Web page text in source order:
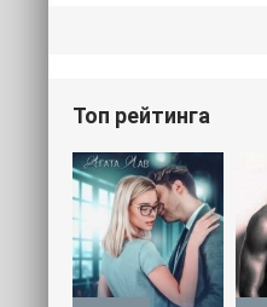
Топ рейтинга